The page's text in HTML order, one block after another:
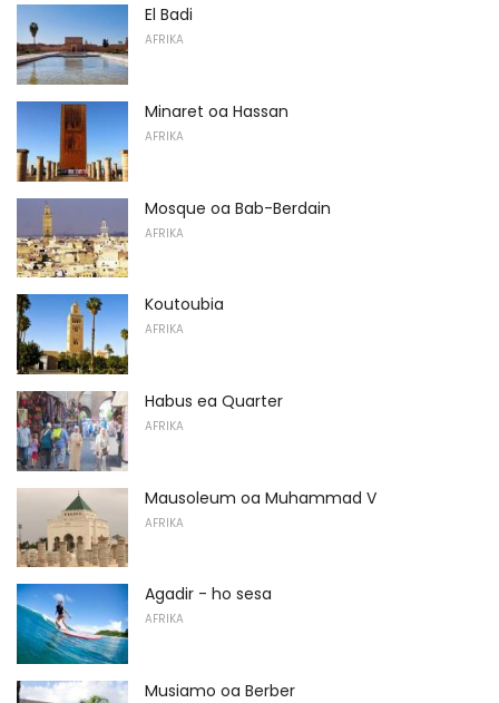
El Badi
AFRIKA
Minaret oa Hassan
AFRIKA
Mosque oa Bab-Berdain
AFRIKA
Koutoubia
AFRIKA
Habus ea Quarter
AFRIKA
Mausoleum oa Muhammad V
AFRIKA
Agadir - ho sesa
AFRIKA
Musiamo oa Berber